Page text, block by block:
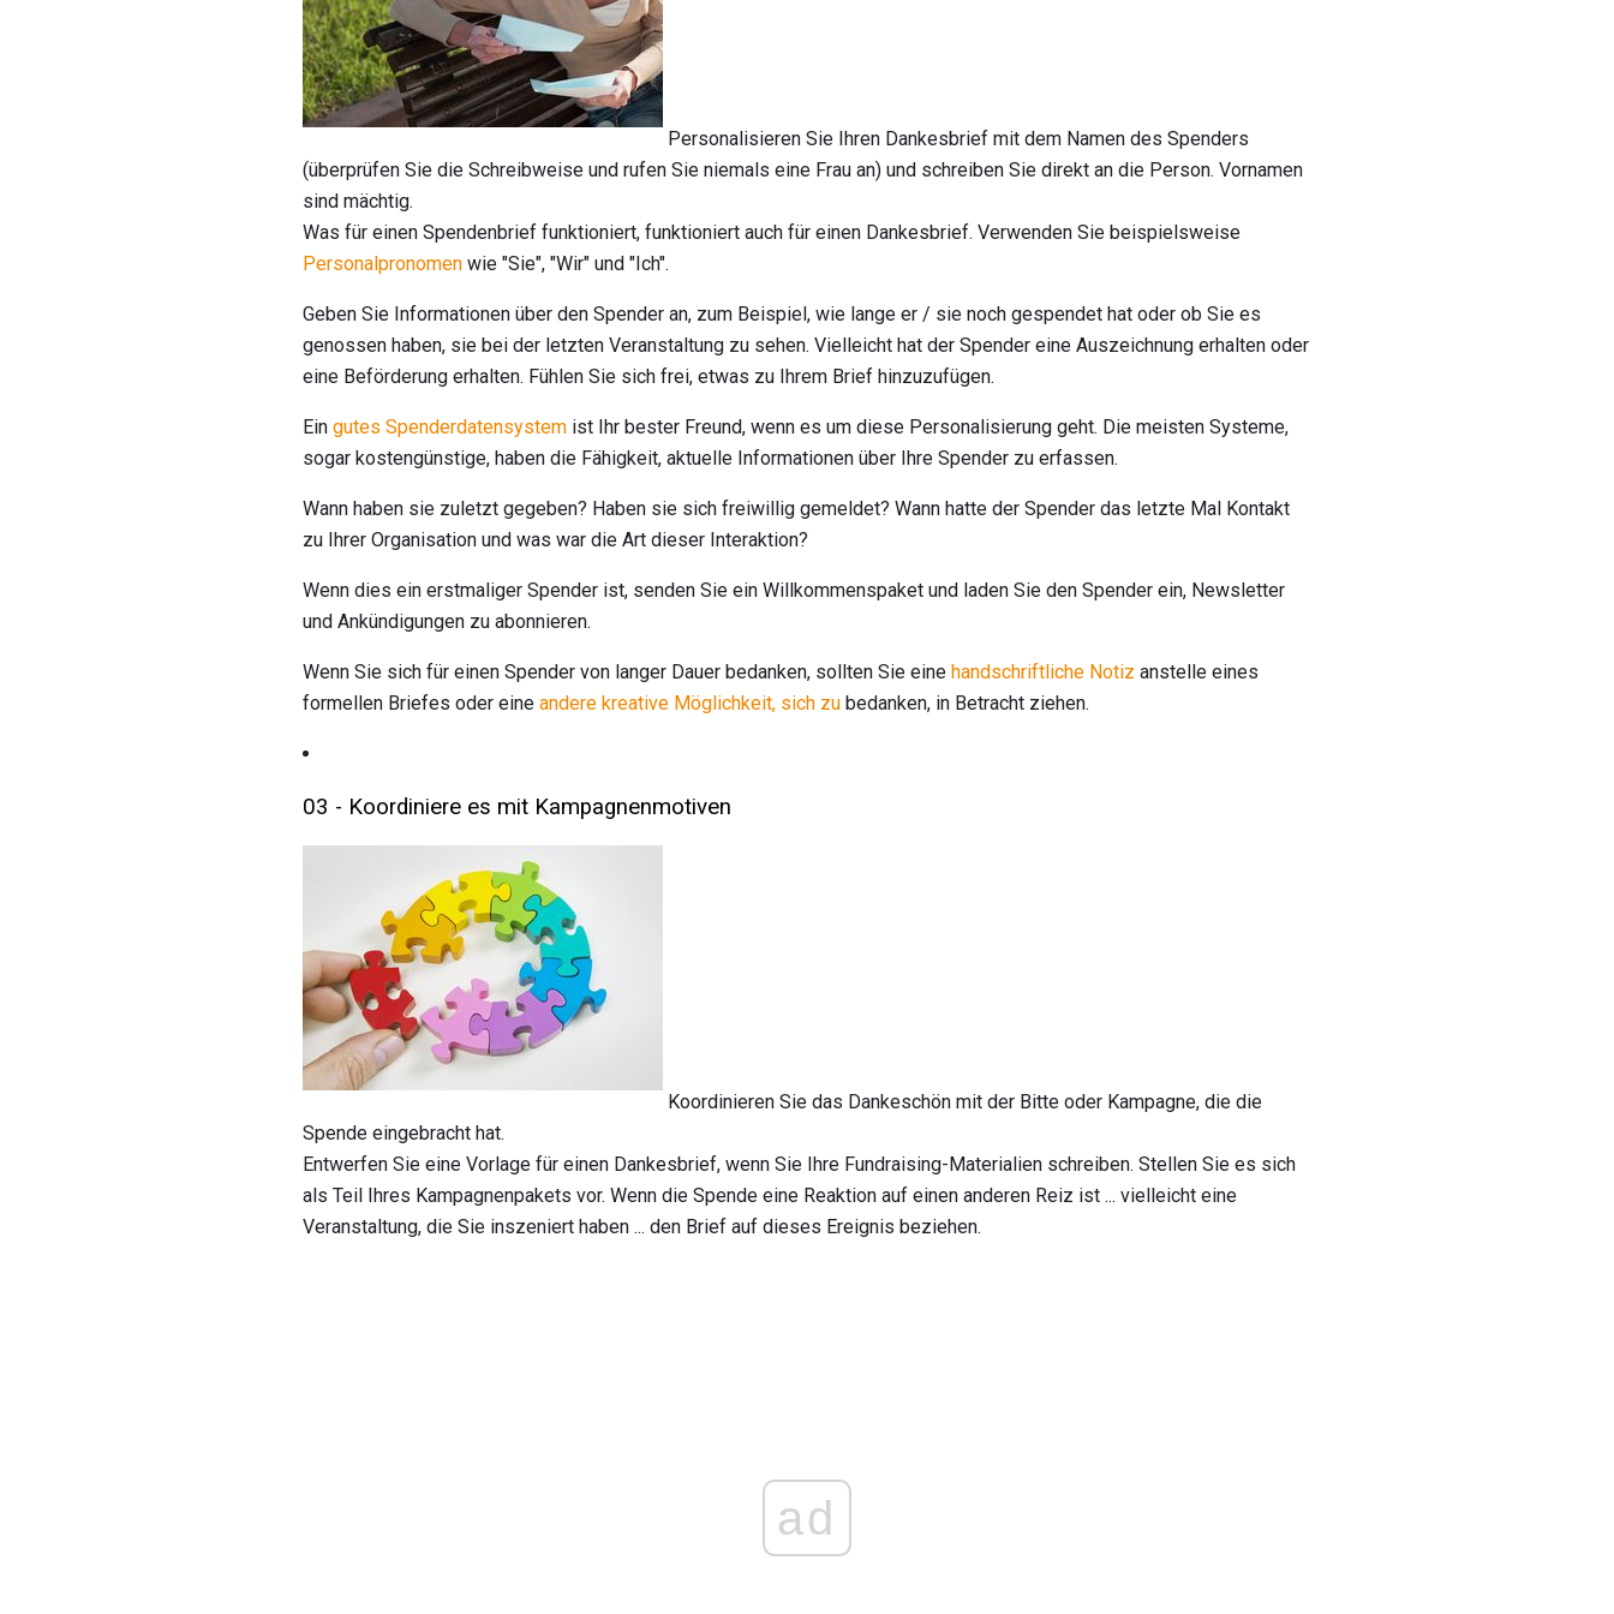
Personalisieren Sie Ihren Dankesbrief mit dem Namen des Spenders
(überprüfen Sie die Schreibweise und rufen Sie niemals eine Frau an) und schreiben Sie direkt an die Person. Vornamen
sind mächtig.
Was für einen Spendenbrief funktioniert, funktioniert auch für einen Dankesbrief. Verwenden Sie beispielsweise
Personalpronomen wie "Sie", "Wir" und "Ich".
Geben Sie Informationen über den Spender an, zum Beispiel, wie lange er / sie noch gespendet hat oder ob Sie es
genossen haben, sie bei der letzten Veranstaltung zu sehen. Vielleicht hat der Spender eine Auszeichnung erhalten oder
eine Beförderung erhalten. Fühlen Sie sich frei, etwas zu Ihrem Brief hinzuzufügen.
Ein gutes Spenderdatensystem ist Ihr bester Freund, wenn es um diese Personalisierung geht. Die meisten Systeme,
sogar kostengünstige, haben die Fähigkeit, aktuelle Informationen über Ihre Spender zu erfassen.
Wann haben sie zuletzt gegeben? Haben sie sich freiwillig gemeldet? Wann hatte der Spender das letzte Mal Kontakt
zu Ihrer Organisation und was war die Art dieser Interaktion?
Wenn dies ein erstmaliger Spender ist, senden Sie ein Willkommenspaket und laden Sie den Spender ein, Newsletter
und Ankündigungen zu abonnieren.
Wenn Sie sich für einen Spender von langer Dauer bedanken, sollten Sie eine handschriftliche Notiz anstelle eines
formellen Briefes oder eine andere kreative Möglichkeit, sich zu bedanken, in Betracht ziehen.
03 - Koordiniere es mit Kampagnenmotiven
Koordinieren Sie das Dankeschön mit der Bitte oder Kampagne, die die
Spende eingebracht hat.
Entwerfen Sie eine Vorlage für einen Dankesbrief, wenn Sie Ihre Fundraising-Materialien schreiben. Stellen Sie es sich
als Teil Ihres Kampagnenpakets vor. Wenn die Spende eine Reaktion auf einen anderen Reiz ist ... vielleicht eine
Veranstaltung, die Sie inszeniert haben ... den Brief auf dieses Ereignis beziehen.
ad